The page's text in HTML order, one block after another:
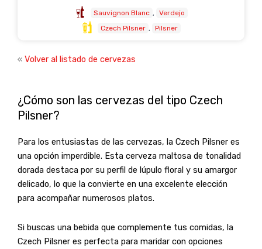
Sauvignon Blanc
Verdejo
Czech Pilsner
Pilsner
« Volver al listado de cervezas
¿Cómo son las cervezas del tipo Czech
Pilsner?
Para los entusiastas de las cervezas, la Czech Pilsner es
una opción imperdible. Esta cerveza maltosa de tonalidad
dorada destaca por su perfil de lúpulo floral y su amargor
delicado, lo que la convierte en una excelente elección
para acompañar numerosos platos.
Si buscas una bebida que complemente tus comidas, la
Czech Pilsner es perfecta para maridar con opciones